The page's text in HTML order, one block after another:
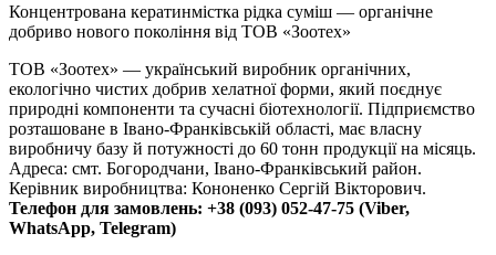
Концентрована кератинмістка рідка суміш — органічне
добриво нового покоління від ТОВ «Зоотех»
ТОВ «Зоотех» — український виробник органічних,
екологічно чистих добрив хелатної форми, який поєднує
природні компоненти та сучасні біотехнології. Підприємство
розташоване в Івано-Франківській області, має власну
виробничу базу й потужності до 60 тонн продукції на місяць.
Адреса: смт. Богородчани, Івано-Франківський район.
Керівник виробництва: Кононенко Сергій Вікторович.
Телефон для замовлень: +38 (093) 052-47-75 (Viber,
WhatsApp, Telegram)